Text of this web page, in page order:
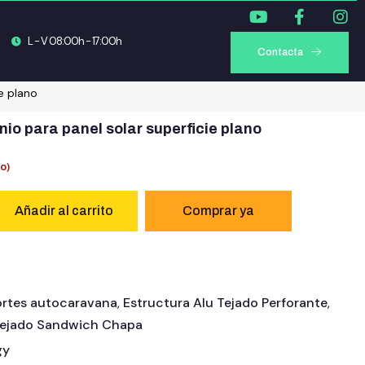
L - V 08:00h - 17:00h
Contacta
plano
para panel solar superficie plano
Añadir al carrito
autocaravana, Estructura Alu Tejado Perforante,
Sandwich Chapa